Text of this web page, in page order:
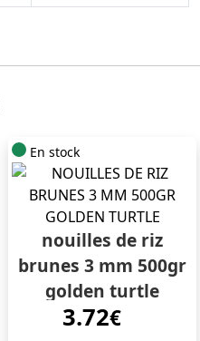
En stock
nouilles de riz
brunes 3 mm 500gr
golden turtle
3.72€